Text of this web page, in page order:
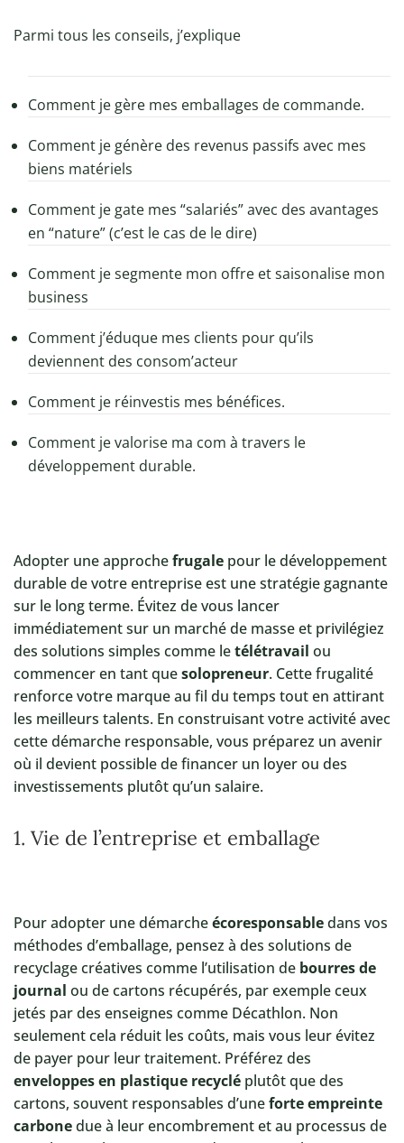
Parmi tous les conseils, j’explique
Comment je gère mes emballages de commande.
Comment je génère des revenus passifs avec mes
biens matériels
Comment je gate mes “salariés” avec des avantages
en “nature” (c’est le cas de le dire)
Comment je segmente mon offre et saisonalise mon
business
Comment j’éduque mes clients pour qu’ils
deviennent des consom’acteur
Comment je réinvestis mes bénéfices.
Comment je valorise ma com à travers le
développement durable.
Adopter une approchefrugale pour le développement
durable de votre entreprise est une stratégie gagnante
sur le long terme. Évitez de vous lancer
immédiatement sur un marché de masse et privilégiez
des solutions simples comme letélétravail ou
commencer en tant quesolopreneur. Cette frugalité
renforce votre marque au fil du temps tout en attirant
les meilleurs talents. En construisant votre activité avec
cette démarche responsable, vous préparez un avenir
où il devient possible de financer un loyer ou des
investissements plutôt qu’un salaire.
1. Vie de l’entreprise et emballage
Pour adopter une démarcheécoresponsabledans vos
méthodes d’emballage, pensez à des solutions de
recyclage créatives comme l’utilisation de bourres de
journal ou de cartons récupérés, par exemple ceux
jetés par des enseignes comme Décathlon. Non
seulement cela réduit les coûts, mais vous leur évitez
de payer pour leur traitement. Préférez des
enveloppes en plastique recyclé plutôt que des
cartons, souvent responsables d’uneforte empreinte
carbonedue à leur encombrement et au processus de